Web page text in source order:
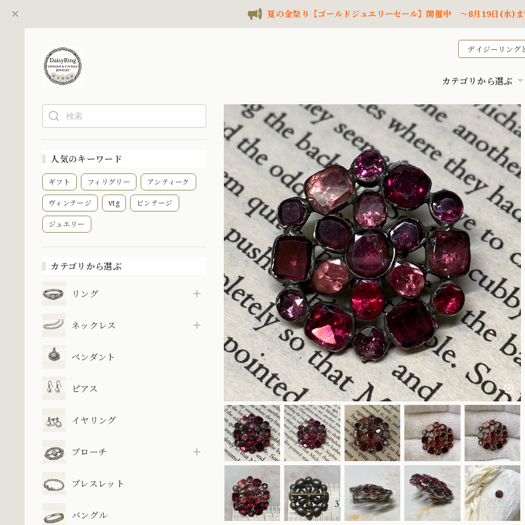
夏の金祭り【ゴールドジュエリーセール】開催中 ～8月19日(水)
デイジーリング
カテゴリから選ぶ
人気のキーワード
ギフト フィリグリー アンティーク
ヴィンテージ vtg ビンテージ
ジュエリー
カテゴリから選ぶ
リング
ネックレス
ペンダント
ピアス
イヤリング
ブローチ
ブレスレット
バングル